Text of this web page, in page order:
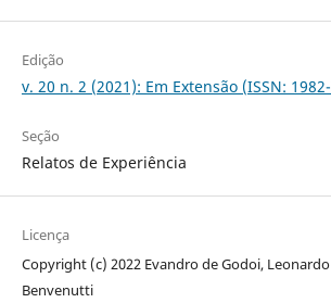
Edição
v. 20 n. 2 (2021): Em Extensão (ISSN:
Seção
Relatos de Experiência
Licença
Copyright (c) 2022 Evandro de Godoi,
Benvenutti